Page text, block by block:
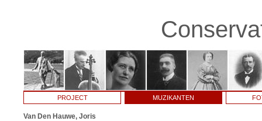
PROJECT MUZIKANTEN
Van Den Hauwe, Joris